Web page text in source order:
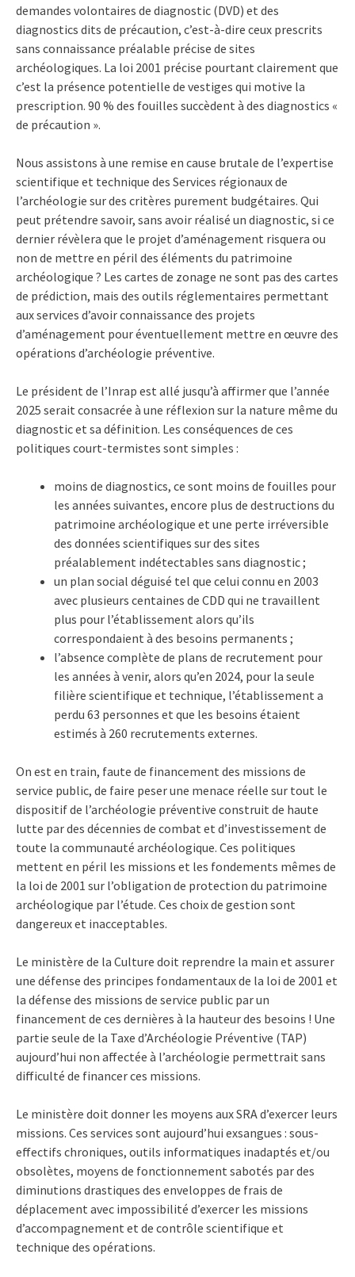
demandes volontaires de diagnostic (DVD) et des
diagnostics dits de précaution, c’est-à-dire ceux prescrits
sans connaissance préalable précise de sites
archéologiques. La loi 2001 précise pourtant clairement que
c’est la présence potentielle de vestiges qui motive la
prescription. 90 % des fouilles succèdent à des diagnostics «
de précaution ».
Nous assistons à une remise en cause brutale de l’expertise
scientifique et technique des Services régionaux de
l’archéologie sur des critères purement budgétaires. Qui
peut prétendre savoir, sans avoir réalisé un diagnostic, si ce
dernier révèlera que le projet d’aménagement risquera ou
non de mettre en péril des éléments du patrimoine
archéologique ? Les cartes de zonage ne sont pas des cartes
de prédiction, mais des outils réglementaires permettant
aux services d’avoir connaissance des projets
d’aménagement pour éventuellement mettre en œuvre des
opérations d’archéologie préventive.
Le président de l’Inrap est allé jusqu’à affirmer que l’année
2025 serait consacrée à une réflexion sur la nature même du
diagnostic et sa définition. Les conséquences de ces
politiques court-termistes sont simples :
moins de diagnostics, ce sont moins de fouilles pour
les années suivantes, encore plus de destructions du
patrimoine archéologique et une perte irréversible
des données scientifiques sur des sites
préalablement indétectables sans diagnostic ;
un plan social déguisé tel que celui connu en 2003
avec plusieurs centaines de CDD qui ne travaillent
plus pour l’établissement alors qu’ils
correspondaient à des besoins permanents ;
l’absence complète de plans de recrutement pour
les années à venir, alors qu’en 2024, pour la seule
filière scientifique et technique, l’établissement a
perdu 63 personnes et que les besoins étaient
estimés à 260 recrutements externes.
On est en train, faute de financement des missions de
service public, de faire peser une menace réelle sur tout le
dispositif de l’archéologie préventive construit de haute
lutte par des décennies de combat et d’investissement de
toute la communauté archéologique. Ces politiques
mettent en péril les missions et les fondements mêmes de
la loi de 2001 sur l’obligation de protection du patrimoine
archéologique par l’étude. Ces choix de gestion sont
dangereux et inacceptables.
Le ministère de la Culture doit reprendre la main et assurer
une défense des principes fondamentaux de la loi de 2001 et
la défense des missions de service public par un
financement de ces dernières à la hauteur des besoins ! Une
partie seule de la Taxe d’Archéologie Préventive (TAP)
aujourd’hui non affectée à l’archéologie permettrait sans
difficulté de financer ces missions.
Le ministère doit donner les moyens aux SRA d’exercer leurs
missions. Ces services sont aujourd’hui exsangues : sous-
effectifs chroniques, outils informatiques inadaptés et/ou
obsolètes, moyens de fonctionnement sabotés par des
diminutions drastiques des enveloppes de frais de
déplacement avec impossibilité d’exercer les missions
d’accompagnement et de contrôle scientifique et
technique des opérations.